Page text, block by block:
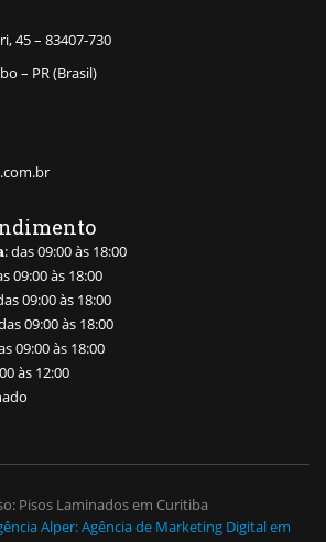
45 – 83407-730
– PR (Brasil)
: das 09:00 às 18:00
09:00 às 18:00
09:00 às 18:00
09:00 às 18:00
09:00 às 18:00
às 12:00
Pisos Laminados em Curitiba
Alper: Agência de Marketing Digital em